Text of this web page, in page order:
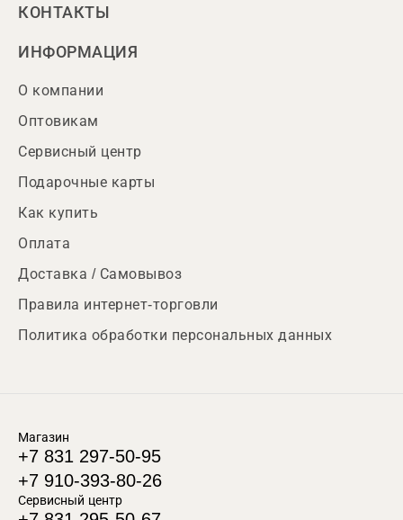
КОНТАКТЫ
ИНФОРМАЦИЯ
О компании
Оптовикам
Сервисный центр
Подарочные карты
Как купить
Оплата
Доставка / Самовывоз
Правила интернет-торговли
Политика обработки персональных данных
Магазин
+7 831 297-50-95
+7 910-393-80-26
Сервисный центр